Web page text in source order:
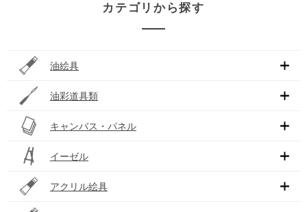
カテゴリから探す
油絵具
油彩道具類
キャンバス・パネル
イーゼル
アクリル絵具